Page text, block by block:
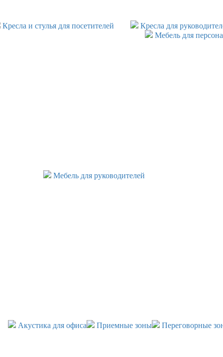
Кресла для
Кресла и стулья для посетителей
Мебель для
Мебель для руководителей
Переговорные
Приемные зоны
Акустика для офиса